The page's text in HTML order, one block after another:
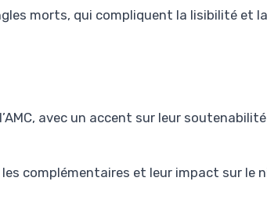
morts, qui compliquent la lisibilité et la
avec un accent sur leur soutenabilité
complémentaires et leur impact sur le